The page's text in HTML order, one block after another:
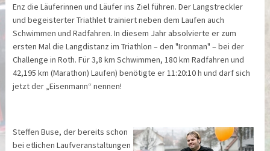
Enz die Läuferinnen und Läufer ins Ziel führen. Der Langstreckler
und begeisterter Triathlet trainiert neben dem Laufen auch
Schwimmen und Radfahren. In diesem Jahr absolvierte er zum
ersten Mal die Langdistanz im Triathlon – den "Ironman" – bei der
Challenge in Roth. Für 3,8 km Schwimmen, 180 km Radfahren und
42,195 km (Marathon) Laufen) benötigte er 11:20:10 h und darf sich
jetzt der „Eisenmann“ nennen!
Steffen Buse, der bereits schon
bei etlichen Laufveranstaltungen